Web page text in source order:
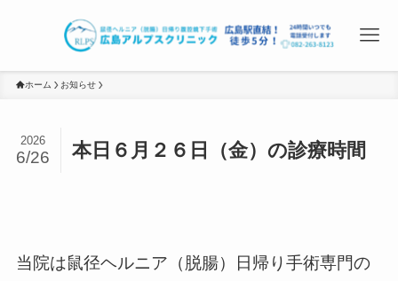
ホーム お知らせ
本日６月２６日（金）の診療時間
2026
6/26
当院は鼠径ヘルニア（脱腸）日帰り手術専門の